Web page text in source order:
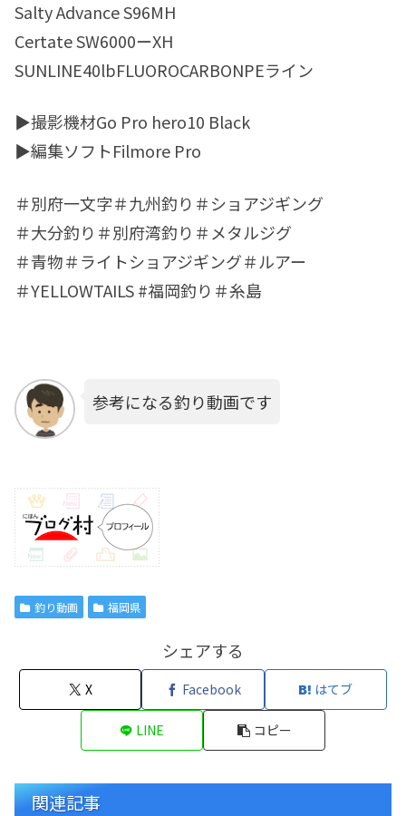
Salty Advance S96MH
Certate SW6000ーXH
SUNLINE40lbFLUOROCARBONPEライン
▶︎撮影機材Go Pro hero10 Black
▶︎編集ソフトFilmore Pro
＃別府一文字＃九州釣り＃ショアジギング
＃大分釣り＃別府湾釣り＃メタルジグ
＃青物＃ライトショアジギング＃ルアー
＃YELLOWTAILS #福岡釣り＃糸島
参考になる釣り動画です
釣り動画 福岡県
シェアする
X Facebook はてブ
LINE コピー
関連記事